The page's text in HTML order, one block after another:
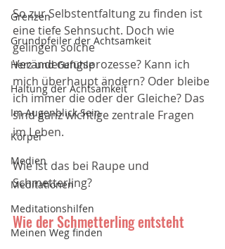
Grenzen
Grundpfeiler der Achtsamkeit
Herz und Gefühle
Haltung der Achtsamkeit
Im Augenblick Sein
Körper
Medien
Meditationen
Meditationshilfen
Meinen Weg finden
So zur Selbstentfaltung zu finden ist
eine tiefe Sehnsucht. Doch wie
gelingen solche
Veränderungsprozesse? Kann ich
mich überhaupt ändern? Oder bleibe
ich immer die oder der Gleiche? Das
sind ganz wichtige zentrale Fragen
im Leben.
Wie ist das bei Raupe und
Schmetterling?
Wie der Schmetterling entsteht